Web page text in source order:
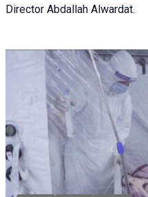
Director Abdallah Alwardat.